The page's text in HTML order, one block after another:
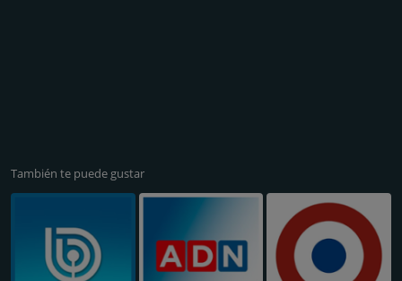
También te puede gustar